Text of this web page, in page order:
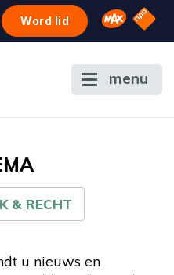
Word lid Omroep
NPO
menu
& RECHT
u nieuws en